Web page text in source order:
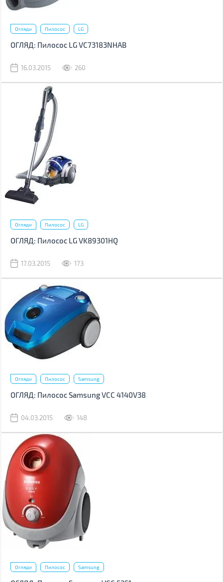
Огляди Пилосос LG
ОГЛЯД: Пилосос LG VC73183NHAB
16.03.2015 260
Огляди Пилосос LG
ОГЛЯД: Пилосос LG VK89301HQ
17.03.2015 173
Огляди Пилосос Samsung
ОГЛЯД: Пилосос Samsung VCC 4140V38
04.03.2015 148
Огляди Пилосос Samsung